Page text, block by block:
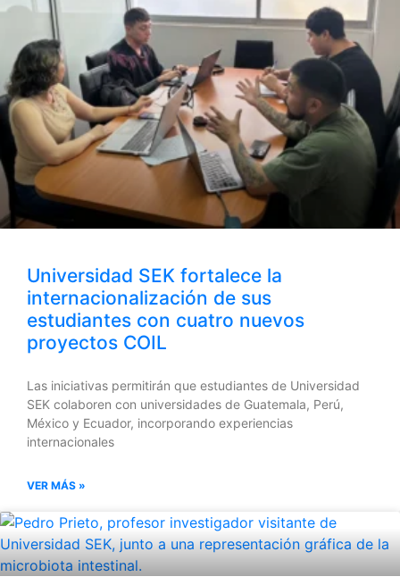
Universidad SEK fortalece la
internacionalización de sus
estudiantes con cuatro nuevos
proyectos COIL
Las iniciativas permitirán que estudiantes de Universidad
SEK colaboren con universidades de Guatemala, Perú,
México y Ecuador, incorporando experiencias
internacionales
VER MÁS »